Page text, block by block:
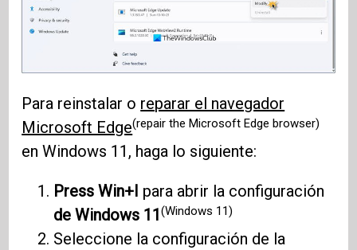
Para reinstalar o reparar el navegador
Microsoft Edge(repair the Microsoft Edge browser)
en Windows 11, haga lo siguiente:
Press Win+I para abrir la configuración
de Windows 11(Windows 11)
Seleccione la configuración de la